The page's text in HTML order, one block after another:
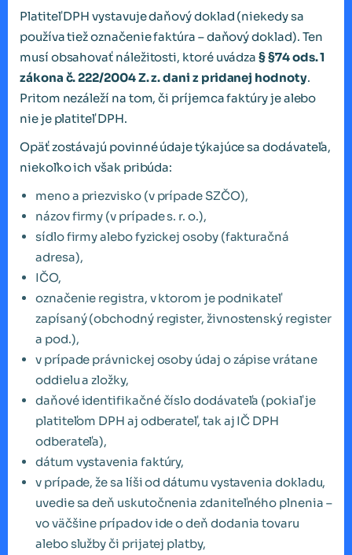
Platiteľ DPH vystavuje daňový doklad (niekedy sa
používa tiež označenie faktúra – daňový doklad). Ten
musí obsahovať náležitosti, ktoré uvádza§ §74 ods. 1
zákona č.222/2004 Z. z.dani z pridanej hodnoty.
Pritom nezáleží na tom, či príjemca faktúry je alebo
nie je platiteľ DPH.
Opäť zostávajú povinné údaje týkajúce sa dodávateľa,
niekoľko ich však pribúda:
meno a priezvisko (v prípade SZČO),
názov firmy (v prípade s. r. o.),
sídlo firmy alebo fyzickej osoby (fakturačná
adresa),
IČO,
označenie registra, v ktorom je podnikateľ
zapísaný (obchodný register, živnostenský register
a pod.),
v prípade právnickej osoby údaj o zápise vrátane
oddielu a zložky,
daňové identifikačné číslo dodávateľa (pokiaľ je
platiteľom DPH aj odberateľ, tak aj IČ DPH
odberateľa),
dátum vystavenia faktúry,
v prípade, že sa líši od dátumu vystavenia dokladu,
uvedie sa deň uskutočnenia zdaniteľného plnenia –
vo väčšine prípadov ide o deň dodania tovaru
alebo služby či prijatej platby,